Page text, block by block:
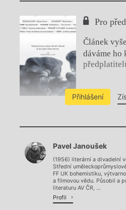
Pro
Článek
dáváme ho
Přihlášení
Načítá se.
Pavel Janoušek
(1956) literární a divadelní
Střední
FF UK bohemistiku,
a filmovou vědu. Působil a
literaturu AV ČR, ...
Profil